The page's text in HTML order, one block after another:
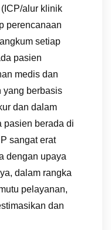
alur klinik
perencanaan
setiap
pasien
medis dan
yang berbasis
dan dalam
pasien berada di
sangat erat
dengan upaya
dalam rangka
pelayanan,
dan